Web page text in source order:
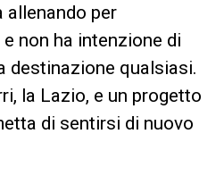
allenando per
non ha intenzione di
destinazione qualsiasi.
la Lazio, e un progetto
di sentirsi di nuovo